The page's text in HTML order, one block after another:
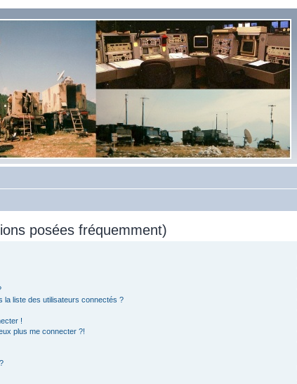
posées fréquemment)
la liste des utilisateurs connectés ?
!
plus me connecter ?!